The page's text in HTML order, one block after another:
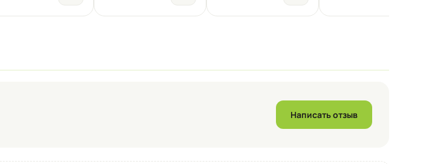
Написать отзыв